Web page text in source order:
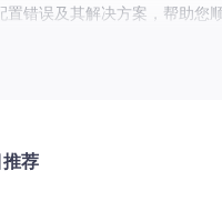
置错误及其解决方案，帮助您
视官方网站获取最新版SDK
，特别是OpenCV和Qt的版
荐